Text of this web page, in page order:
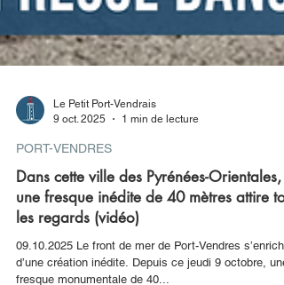
Le Petit Port-Vendrais
1 min de lecture
PORT-VENDRES
Dans cette ville des Pyrénées-Orientales,
une fresque inédite de 40 mètres attire